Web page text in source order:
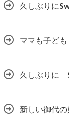
久しぶりに
ママも子ど
久しぶりに
新しい御代